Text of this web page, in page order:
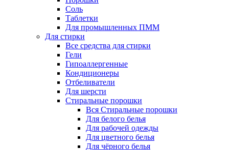
Соль
Таблетки
Для промышленных ПММ
Для стирки
Все средства для стирки
Гели
Гипоаллергенные
Кондиционеры
Отбеливатели
Для шерсти
Стиральные порошки
Вся Стиральные порошки
Для белого белья
Для рабочей одежды
Для цветного белья
Для чёрного белья